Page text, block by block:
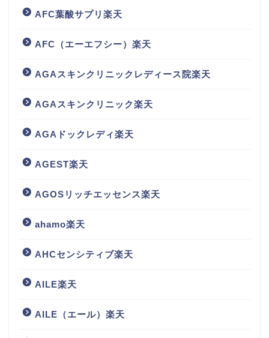
AFC葉酸サプリ楽天
AFC（エーエフシー）楽天
AGAスキンクリニックレディース院楽天
AGAスキンクリニック楽天
AGAドックレディ楽天
AGEST楽天
AGOSリッチエッセンス楽天
ahamo楽天
AHCセンシティブ楽天
AILE楽天
AILE（エール）楽天